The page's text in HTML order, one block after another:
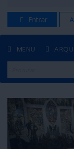
Entrar
MENU